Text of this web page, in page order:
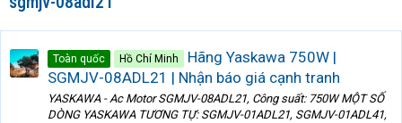
Toàn quốc Hồ Chí Minh
Hãng Yaskawa 750W |
SGMJV-08ADL21 | Nhận báo giá cạnh tranh
YASKAWA - Ac Motor SGMJV-08ADL21, Công suất: 750W MỘT SỐ
DÒNG YASKAWA TƯƠNG TỰ: SGMJV-01ADL21, SGMJV-01ADL41,